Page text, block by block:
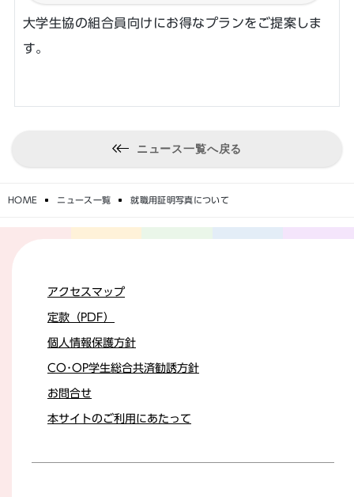
大学生協の組合員向けにお得なプランをご提案しま
す。
ニュース一覧へ戻る
HOME ニュース一覧 就職用証明写真について
アクセスマップ
定款（PDF）
個人情報保護方針
CO･OP学生総合共済勧誘方針
お問合せ
本サイトのご利用にあたって